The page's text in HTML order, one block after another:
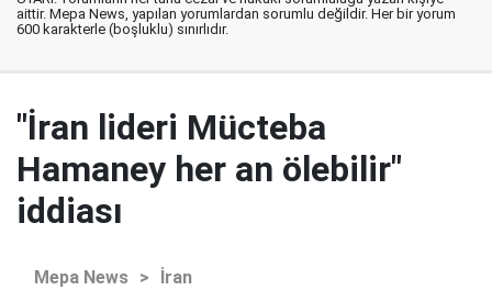
aittir. Mepa News, yapılan yorumlardan sorumlu değildir. Her bir yorum
600 karakterle (boşluklu) sınırlıdır.
"İran lideri Mücteba
Hamaney her an ölebilir"
iddiası
Mepa News > İran